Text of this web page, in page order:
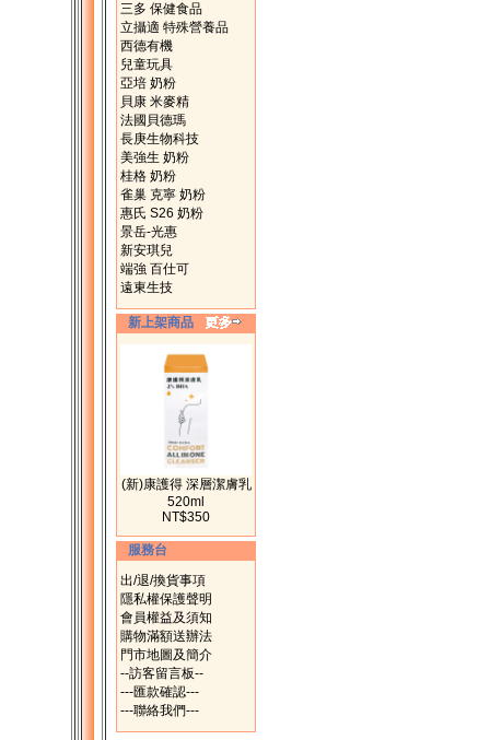
三多 保健食品
立攝適 特殊營養品
西德有機
兒童玩具
亞培 奶粉
貝康 米麥精
法國貝德瑪
長庚生物科技
美強生 奶粉
桂格 奶粉
雀巢 克寧 奶粉
惠氏 S26 奶粉
景岳-光惠
新安琪兒
端強 百仕可
遠東生技
新上架商品
(新)康護得 深層潔膚乳
520ml
NT$350
服務台
出/退/換貨事項
隱私權保護聲明
會員權益及須知
購物滿額送辦法
門市地圖及簡介
--訪客留言板--
---匯款確認---
---聯絡我們---